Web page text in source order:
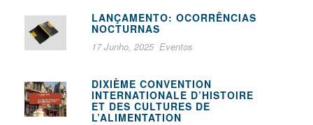
LANÇAMENTO: OCORRÊNCIAS
NOCTURNAS
17 Junho, 2025 Eventos
DIXIÈME CONVENTION
INTERNATIONALE D’HISTOIRE
ET DES CULTURES DE
L’ALIMENTATION